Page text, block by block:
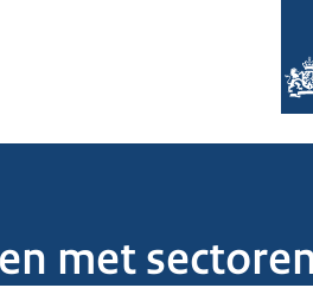
met